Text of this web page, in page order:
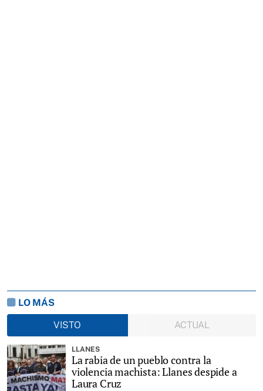
LO MÁS
VISTO
ACTUAL
LLANES
La rabia de un pueblo contra la
violencia machista: Llanes despide a
Laura Cruz